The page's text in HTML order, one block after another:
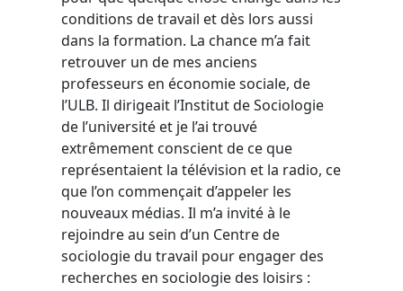
conditions de travail et dès lors aussi
dans la formation. La chance m’a fait
retrouver un de mes anciens
professeurs en économie sociale, de
l’ULB. Il dirigeait l’Institut de Sociologie
de l’université et je l’ai trouvé
extrêmement conscient de ce que
représentaient la télévision et la radio, ce
que l’on commençait d’appeler les
nouveaux médias. Il m’a invité à le
rejoindre au sein d’un Centre de
sociologie du travail pour engager des
recherches en sociologie des loisirs :